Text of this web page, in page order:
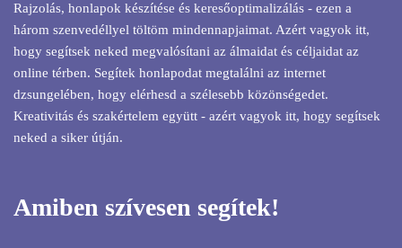
Rajzolás, honlapok készítése és keresőoptimalizálás - ezen a
három szenvedéllyel töltöm mindennapjaimat. Azért vagyok itt,
hogy segítsek neked megvalósítani az álmaidat és céljaidat az
online térben. Segítek honlapodat megtalálni az internet
dzsungelében, hogy elérhesd a szélesebb közönségedet.
Kreativitás és szakértelem együtt - azért vagyok itt, hogy segítsek
neked a siker útján.
Amiben szívesen segítek!